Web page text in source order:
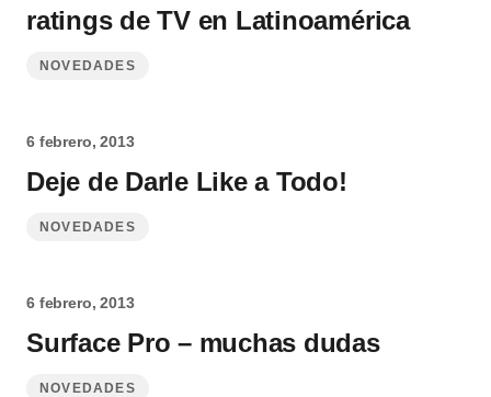
ratings de TV en Latinoamérica
NOVEDADES
6 febrero, 2013
Deje de Darle Like a Todo!
NOVEDADES
6 febrero, 2013
Surface Pro – muchas dudas
NOVEDADES